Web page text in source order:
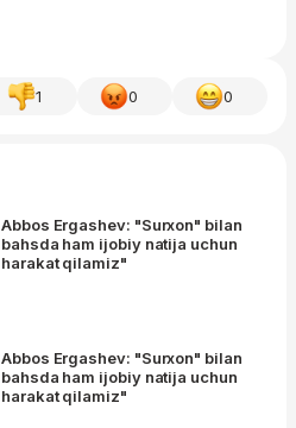
1 0 0
Abbos Ergashev: "Surxon" bilan
bahsda ham ijobiy natija uchun
harakat qilamiz"
Abbos Ergashev: "Surxon" bilan
bahsda ham ijobiy natija uchun
harakat qilamiz"